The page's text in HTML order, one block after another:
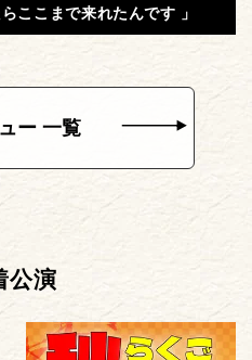
ここまで来れたんです 」
ー 一覧
公演